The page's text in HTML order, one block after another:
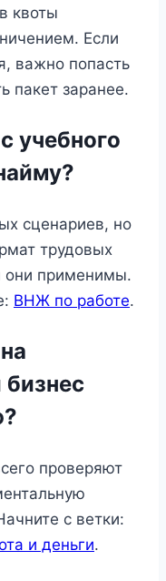
квоты
Если
важно попасть
пакет заранее.
учебного
сценариев, но
трудовых
они применимы.
ВНЖ по работе.
бизнес
проверяют
с ветки:
и деньги.